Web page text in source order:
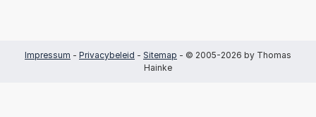
Impressum - Privacybeleid - Sitemap - © 2005-2026 by Thomas
Hainke